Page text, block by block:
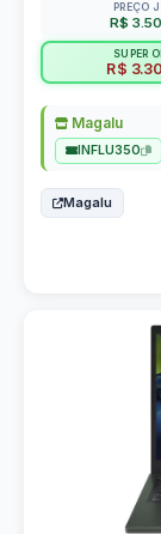
PREÇO
R$
SUPER
R$
Magalu
INFLU350
Magalu